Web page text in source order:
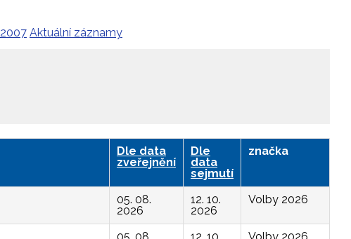
2007 Aktuální záznamy
Dle data
zveřejnění
Dle
data
sejmutí
značka
05. 08.
2026
12. 10.
2026
Volby 2026